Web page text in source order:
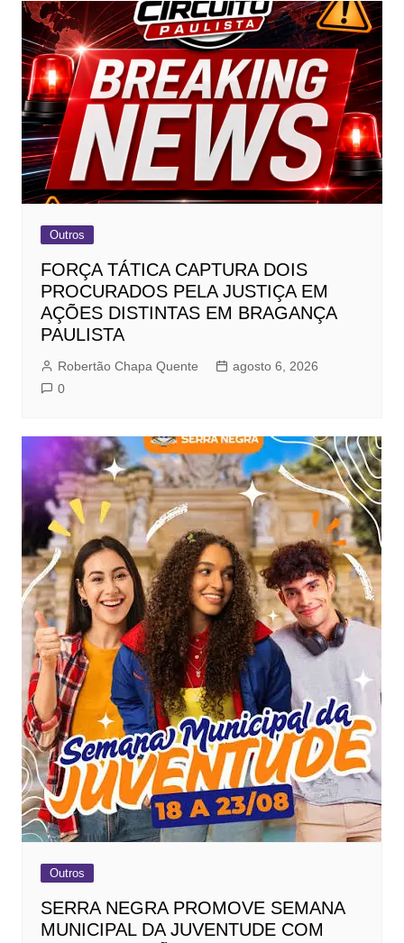
Outros
FORÇA TÁTICA CAPTURA DOIS
PROCURADOS PELA JUSTIÇA EM
AÇÕES DISTINTAS EM BRAGANÇA
PAULISTA
Robertão Chapa Quente
agosto 6, 2026
0
Outros
SERRA NEGRA PROMOVE SEMANA
MUNICIPAL DA JUVENTUDE COM